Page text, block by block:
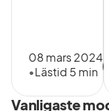
garanti
och
samt 14
08 mars 2024
•Lästid 5 min
Vanligaste